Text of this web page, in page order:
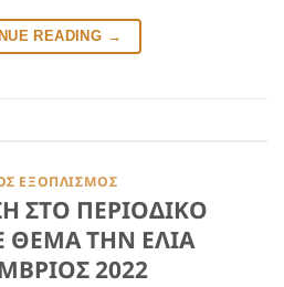
READING →
ΕΞΟΠΛΙΣΜΟΣ
ΣΤΟ ΠΕΡΙΟΔΙΚΟ
ΘΕΜΑ ΤΗΝ ΕΛΙΑ
2022